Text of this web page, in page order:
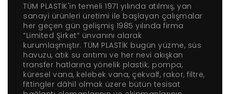
TÜM PLASTİK'in temeli 1971 yılında atılmış, yan
sanayi ürünleri üretimi ile başlayan çalışmalar
her geçen gün gelişmiş 1985 yılında firma
“Limited Şirket” ünvanını alarak
kurumlaşmıştır. TÜM PLASTİK bugün yüzme, süs
havuzu, atık su arıtımı ve her nevi akışkan
transfer hatlarına yönelik plastik; pompa,
küresel vana, kelebek vana, çekvalf, rakor, filtre,
fittingler dâhil olmak üzere bütün tesisat